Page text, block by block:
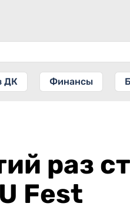
ДК Финансы
раз
Fest